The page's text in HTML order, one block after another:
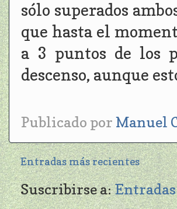
sólo superados
que hasta el
a 3 puntos de los
descenso, aunque
Publicado por Manuel
Entradas más recientes
Suscribirse a: